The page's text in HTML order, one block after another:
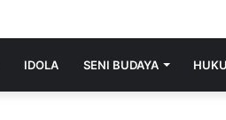
IDOLA SENI BUDAYA